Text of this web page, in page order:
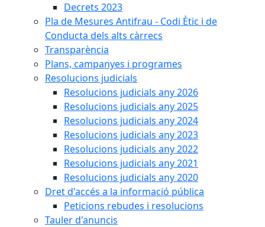
Decrets 2023
Pla de Mesures Antifrau - Codi Ètic i de
Conducta dels alts càrrecs
Transparència
Plans, campanyes i programes
Resolucions judicials
Resolucions judicials any 2026
Resolucions judicials any 2025
Resolucions judicials any 2024
Resolucions judicials any 2023
Resolucions judicials any 2022
Resolucions judicials any 2021
Resolucions judicials any 2020
Dret d'accés a la informació pública
Peticions rebudes i resolucions
Tauler d'anuncis